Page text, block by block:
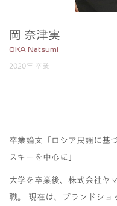
岡 奈津実
OKA Natsumi
2020年 卒業
卒業論文「ロシア民謡に
スキーを中心に」
大学を卒業後、株式会社ヤ
職。 現在は、ブランドショ